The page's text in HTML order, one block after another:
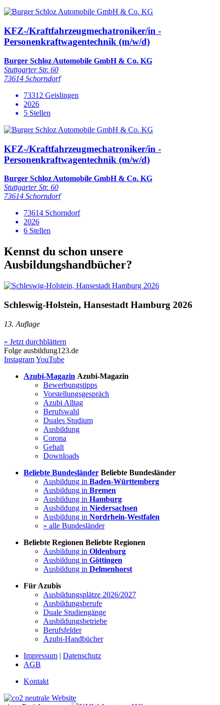
KFZ-/Kraftfahrzeugmechatroniker/in -
Personenkraftwagentechnik (m/w/d)
Burger Schloz Automobile GmbH & Co. KG
Stuttgarter Str. 60
73614 Schorndorf
73312 Geislingen
2026
5 Stellen
KFZ-/Kraftfahrzeugmechatroniker/in -
Personenkraftwagentechnik (m/w/d)
Burger Schloz Automobile GmbH & Co. KG
Stuttgarter Str. 60
73614 Schorndorf
73614 Schorndorf
2026
6 Stellen
Kennst du schon unsere
Ausbildungshandbücher?
Schleswig-Holstein, Hansestadt Hamburg 2026
13. Auflage
» Jetzt durchblättern
Folge ausbildung123.de
InstagramYouTube
Azubi-Magazin Azubi-Magazin
Bewerbungstipps
Vorstellungsgespräch
Azubi Alltag
Berufswahl
Duales Studium
Ausbildung
Corona
Gehalt
Downloads
Beliebte Bundesländer Beliebte Bundesländer
Ausbildung in Baden-Württemberg
Ausbildung in Bremen
Ausbildung in Hamburg
Ausbildung in Niedersachsen
Ausbildung in Nordrhein-Westfalen
» alle Bundesländer
Beliebte Regionen Beliebte Regionen
Ausbildung in Oldenburg
Ausbildung in Göttingen
Ausbildung in Delmenhorst
Für Azubis
Ausbildungsplätze 2026/2027
Ausbildungsberufe
Duale Studiengänge
Ausbildungsbetriebe
Berufsfelder
Azubi-Handbücher
Impressum | Datenschutz
AGB
Kontakt